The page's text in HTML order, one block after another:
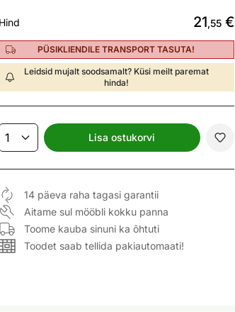
Hind 21,55€
PÜSIKLIENDILE TRANSPORT TASUTA!
Leidsid mujalt soodsamalt? Küsi meilt paremat
hinda!
Lisa ostukorvi
14 päeva raha tagasi garantii
Aitame sul mööbli kokku panna
Toome kauba sinuni ka õhtuti
Toodet saab tellida pakiautomaati!